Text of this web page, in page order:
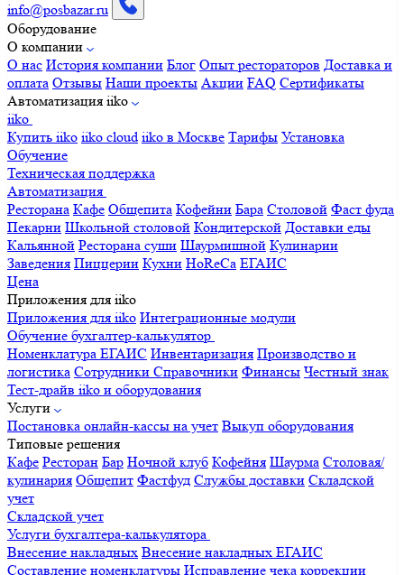
info@posbazar.ru
Оборудование
О компании
О нас История компании Блог Опыт рестораторов Доставка и
оплата Отзывы Наши проекты Акции FAQ Сертификаты
Автоматизация iiko
iiko
Купить iiko iiko cloud iiko в Москве Тарифы Установка
Обучение
Техническая поддержка
Автоматизация
Ресторана Кафе Общепита Кофейни Бара Столовой Фаст фуда
Пекарни Школьной столовой Кондитерской Доставки еды
Кальянной Ресторана суши Шаурмишной Кулинарии
Заведения Пиццерии Кухни HoReCa ЕГАИС
Цена
Приложения для iiko
Приложения для iiko Интеграционные модули
Обучение бухгалтер-калькулятор
Номенклатура ЕГАИС Инвентаризация Производство и
логистика Сотрудники Справочники Финансы Честный знак
Тест-драйв iiko и оборудования
Услуги
Постановка онлайн-кассы на учет Выкуп оборудования
Типовые решения
Кафе Ресторан Бар Ночной клуб Кофейня Шаурма Столовая/
кулинария Общепит Фастфуд Службы доставки Складской
учет
Складской учет
Услуги бухгалтера-калькулятора
Внесение накладных Внесение накладных ЕГАИС
Составление номенклатуры Исправление чека коррекции